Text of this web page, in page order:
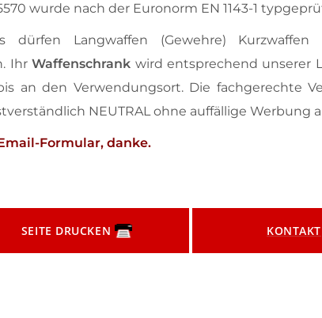
wurde nach der Euronorm EN 1143-1
dürfen Langwaffen (Gewehre)
IhrWaffenschrank wird entsprechend unserer
an den Verwendungsort. Die fachgerechte
NEUTRAL ohne auffällige Werbung
Formular, danke.
SEITE DRUCKEN KONTAKT